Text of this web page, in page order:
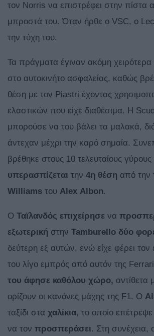
τον Norris να επιστρέφει στην πίστα
μπροστά του. Όταν ήρθε ο VSC, o
την τύχη του.
Τα πράγματα έγιναν ακόμη χειρότερα
στο αυτοκινήτο ασφαλείας, καθώς
θέση με τον Piastri έχοντας
ελαστικών που είχε διαθέσιμα. Η
μπορούσε να του βάλει τα μαλακά,
άντεχαν μέχρι την καρό σημαία.
βρέθηκε στους 10 τελευταίους γύρους
υπερασπίζεται την 4η θέση από την
Williams του Alex Albon.
Ο Ταϊλανδός επιχείρησε να
εξωτερική στην Tamburello δύο
δεύτερη εξ αυτών, ενώ είχε φέρει
του λίγο εμπρός από αυτόν της
του άφησε καθόλου χώρο, αντίθετα
ορίζουν οι κανόνες μάχης της F1. Ο
ταξίδι στα χαλίκια, το οποίο
να τον προσπεράσει. Στη συνέχεια,